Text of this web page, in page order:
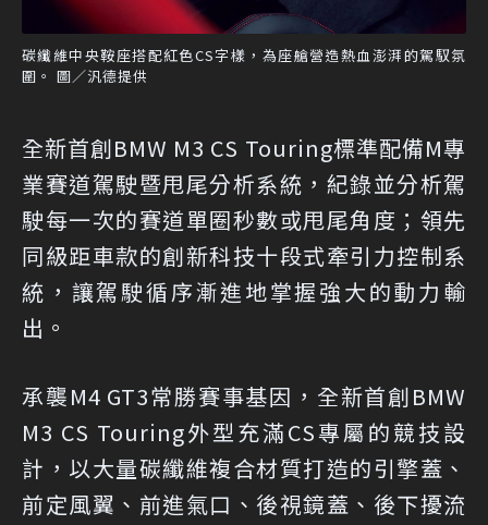
碳纖維中央鞍座搭配紅色CS字樣，為座艙營造熱血澎湃的駕馭氛
圍。 圖／汎德提供
全新首創BMW M3 CS Touring標準配備M專
業賽道駕駛暨甩尾分析系統，紀錄並分析駕
駛每一次的賽道單圈秒數或甩尾角度；領先
同級距車款的創新科技十段式牽引力控制系
統，讓駕駛循序漸進地掌握強大的動力輸
出。
承襲M4 GT3常勝賽事基因，全新首創BMW
M3 CS Touring外型充滿CS專屬的競技設
計，以大量碳纖維複合材質打造的引擎蓋、
前定風翼、前進氣口、後視鏡蓋、後下擾流